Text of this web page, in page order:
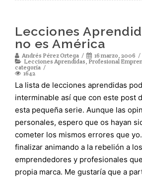
Lecciones
no es América
Andrés Pérez Ortega
16 marzo, 2006
Lecciones Aprendidas, Profesional
categoría
1642
La lista de lecciones aprendidas
interminable así que con este post
esta pequeña serie. Aunque las
personales, espero que os hayan
cometer los mismos errores que
finalizar animando a la rebelión a
emprendedores y profesionales
propia marca. Me gustaría que a